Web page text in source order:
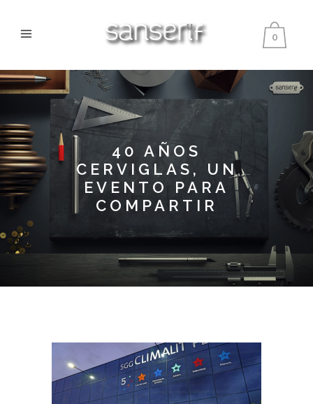
0
40 AÑOS
CERVIGLAS, UN
EVENTO PARA
COMPARTIR